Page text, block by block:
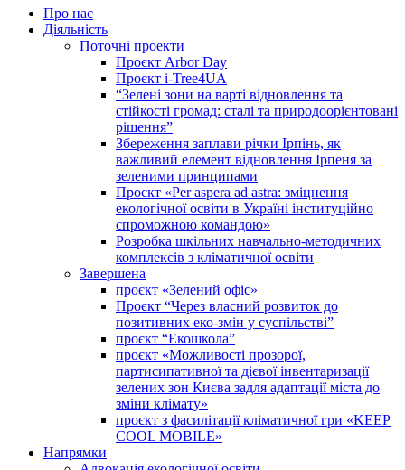
Про нас
Діяльність
Поточні проекти
Проєкт Arbor Day
Проєкт i-Tree4UA
“Зелені зони на варті відновлення та
стійкості громад: cталі та природоорієнтовані
рішення”
Збереження заплави річки Ірпінь, як
важливий елемент відновлення Ірпеня за
зеленими принципами
Проєкт «Per aspera ad astra: зміцнення
екологічної освіти в Україні інституційно
спроможною командою»
Розробка шкільних навчально-методичних
комплексів з кліматичної освіти
Завершена
проєкт «Зелений офіс»
Проєкт “Через власний розвиток до
позитивних еко-змін у суспільстві”
проєкт “Екошкола”
проєкт «Можливості прозорої,
партисипативної та дієвої інвентаризації
зелених зон Києва задля адаптації міста до
зміни клімату»
проєкт з фасилітації кліматичної гри «KEEP
COOL MOBILE»
Напрямки